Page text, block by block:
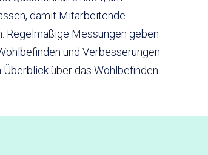
damit Mitarbeitende
Regelmäßige Messungen geben
und Verbesserungen.
über das Wohlbefinden.